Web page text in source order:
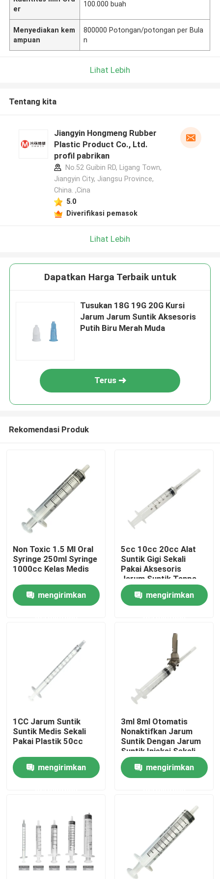
Rumah
Wisata pabrik
Kontrol kualitas
Quote request suatu
Sumbat Karet Medis
Plunger Jarum Suntik Karet
er
100.000 buah
Menyediakan kem
ampuan
800000 Potongan/potongan per Bula
n
Lihat Lebih
Tentang kita
Jiangyin Hongmeng Rubber
Plastic Product Co., Ltd.
profil pabrikan
No.52 Guibin RD, Ligang Town,
Jiangyin City, Jiangsu Province,
China. ,Cina
5.0
Diverifikasi pemasok
Lihat Lebih
Dapatkan Harga Terbaik untuk
Tusukan 18G 19G 20G Kursi
Jarum Jarum Suntik Aksesoris
Putih Biru Merah Muda
Terus
Rekomendasi Produk
Non Toxic 1.5 Ml Oral
Syringe 250ml Syringe
1000cc Kelas Medis
mengirimkan
5cc 10cc 20cc Alat
Suntik Gigi Sekali
Pakai Aksesoris
Jarum Suntik Tanpa
Jarum
mengirimkan
1CC Jarum Suntik
Suntik Medis Sekali
Pakai Plastik 50cc
mengirimkan
3ml 8ml Otomatis
Nonaktifkan Jarum
Suntik Dengan Jarum
Suntik Injeksi Sekali
Pakai
mengirimkan